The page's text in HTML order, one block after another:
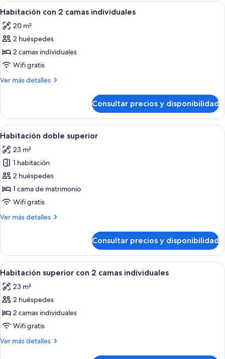
Abrir
todas
las
fotos
de
Habitación
con
individuales
Habitación con 2 camas individuales
6
Habitación con 2 camas individuales
20 m²
2 huéspedes
2 camas individuales
Wifi gratis
Ver más detalles
Más
con
camas
Consultar precios y disponibilidad
Abrir
todas
las
fotos
de
Habitación
doble
Habitación de hotel con una cama
5
Habitación doble superior
23 m²
1 habitación
2 huéspedes
1 cama de matrimonio
Wifi gratis
Ver más detalles
Más
doble
superior
Consultar precios y disponibilidad
Abrir
todas
las
fotos
de
Habitación
superior
Una habitación de hotel con una
5
Habitación superior con 2 camas individuales
23 m²
2 huéspedes
2 camas individuales
Wifi gratis
Ver más detalles
Más